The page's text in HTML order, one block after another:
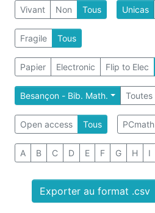
Vivant Non Tous Unicas
Fragile Tous
Papier Electronic Flip to Elec
Besançon - Bib. Math. Toutes
Open access Tous PCmath
A B C D E F G H I
Exporter au format .csv